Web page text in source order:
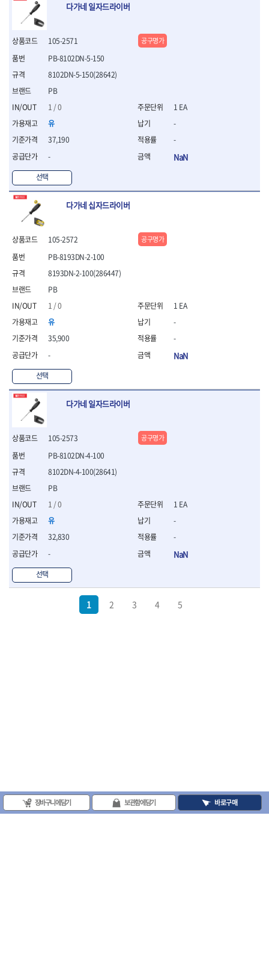
- 플라스틱이동공구함
- 공구통
- 기타공구
- 헤라
- 케이스
- 수리키트
- 핀
다가네 일자드라이버
105-2571
PB
1 / 0
유
37,190
-
선택
PB-8102DN-5-150
8102DN-5-150(28642)
1 EA
-
-
NaN
공구명가
다가네 십자드라이버
105-2572
PB
1 / 0
유
35,900
-
선택
PB-8193DN-2-100
8193DN-2-100(286447)
1 EA
-
-
NaN
공구명가
다가네 일자드라이버
105-2573
PB
1 / 0
유
32,830
-
선택
PB-8102DN-4-100
8102DN-4-100(28641)
1 EA
-
-
NaN
공구명가
1 2 3 4 5
장바구니에 담기 보관함에 담기 바로구매